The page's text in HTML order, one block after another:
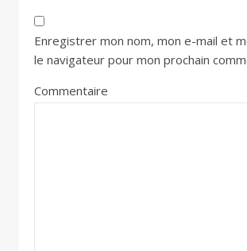
Enregistrer mon nom, mon e-mail et
le navigateur pour mon prochain
Commentaire